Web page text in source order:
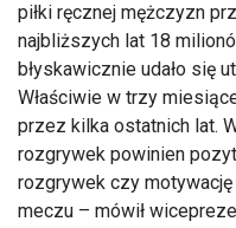
piłki ręcznej mężczyzn
najbliższych lat 18
błyskawicznie udało się
Właściwie w trzy
przez kilka ostatnich lat.
rozgrywek powinien
rozgrywek czy
meczu – mówił